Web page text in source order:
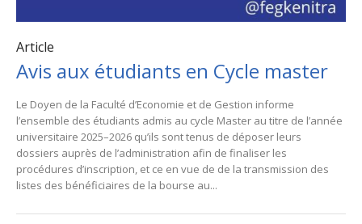
Article
Avis aux étudiants en Cycle master
Le Doyen de la Faculté d’Economie et de Gestion informe
l’ensemble des étudiants admis au cycle Master au titre de l’année
universitaire 2025–2026 qu’ils sont tenus de déposer leurs
dossiers auprès de l’administration afin de finaliser les
procédures d’inscription, et ce en vue de de la transmission des
listes des bénéficiaires de la bourse au...